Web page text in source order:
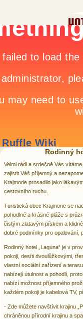
Rodinný
Velmi rádi a srdečně Vás
zajistit Váš příjemný a
Krajmorie prosadilo jako
cestovního ruchu.
Turistická obec Krajmorie se
pohodlné a krásné pláže s
čistým zlatavým pískem a
dobré podmínky pro opalování,
Rodinný hotel „Laguna“ je v
pokoji, desíti dvoulůžkovými,
vlastní sociální zařízení a
nabízejí útulnost a pohodlí,
nabízí možnost příjemného
každém pokoji je kabelová TV,
- Zde můžete navštívit krajinu
chráněnou přírodní krajinu a